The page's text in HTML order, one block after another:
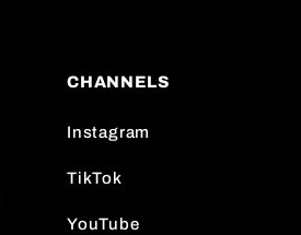
CHANNELS
Instagram
TikTok
YouTube